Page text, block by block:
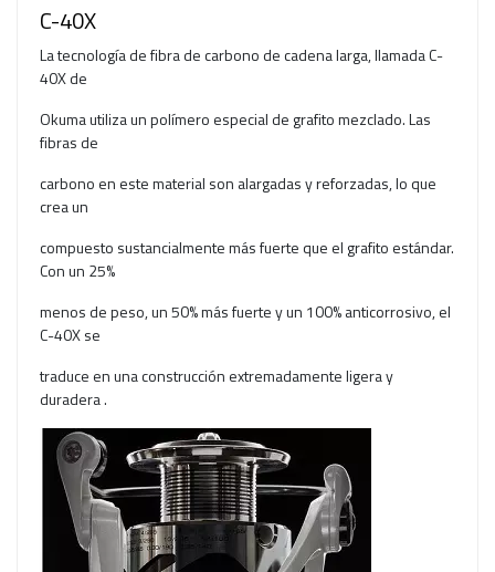
C-40X
La tecnología de fibra de carbono de cadena larga, llamada C-
40X de
Okuma utiliza un polímero especial de grafito mezclado. Las
fibras de
carbono en este material son alargadas y reforzadas, lo que
crea un
compuesto sustancialmente más fuerte que el grafito estándar.
Con un 25%
menos de peso, un 50% más fuerte y un 100% anticorrosivo, el
C-40X se
traduce en una construcción extremadamente ligera y
duradera .